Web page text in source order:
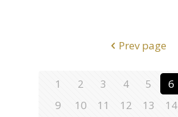
Prev page
1 2 3 4 5 6
9
10 11 12 13 14